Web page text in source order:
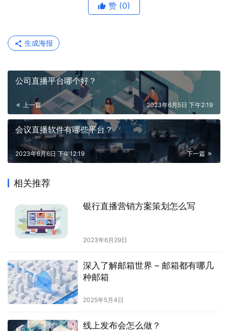
赞 (0)
生成海报
公司直播平台哪个好？
上一篇 2023年6月5日 下午2:19
会议直播软件有哪些平台？
下一篇
2023年6月6日 下午12:19
相关推荐
银行直播营销方案策划怎么写
2023年6月29日
深入了解邮箱世界 – 邮箱都有哪几
种邮箱
2025年5月4日
线上发布会怎么做？